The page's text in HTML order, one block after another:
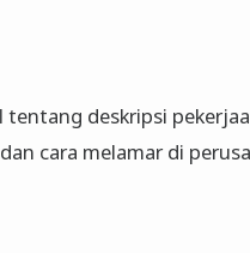
deskripsi
cara melamar di